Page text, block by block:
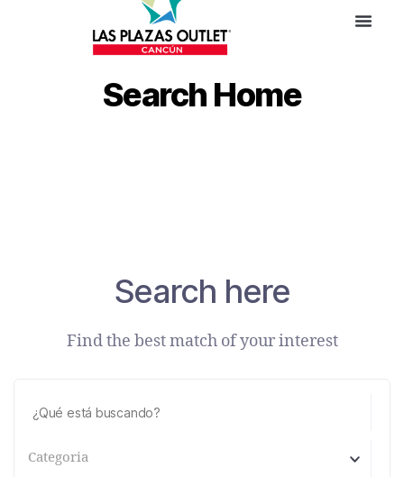
Search Home
Search here
Find the best match of your interest
Categoria